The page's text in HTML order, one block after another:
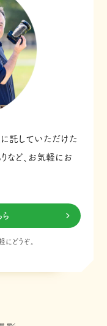
託していただけた
など、お気軽にお
どうぞ。